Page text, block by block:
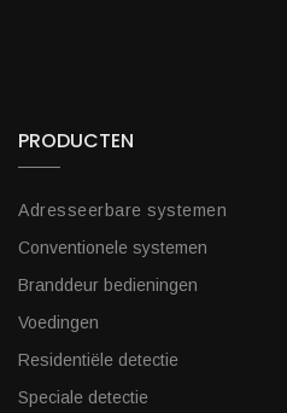
PRODUCTEN
Adresseerbare systemen
Conventionele systemen
Branddeur bedieningen
Voedingen
Residentiële detectie
Speciale detectie